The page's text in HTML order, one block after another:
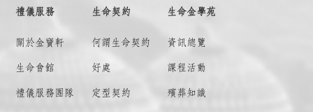
禮儀服務
關於金寶軒
生命會館
禮儀服務團隊
生命契約
何謂 生命契約
好處
定型契約
生命金學苑
資訊總覽
課程活動
殯葬知識